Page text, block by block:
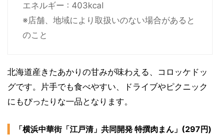
エネルギー : 403kcal
※店舗、地域により取扱いのない場合があると
のこと
北海道産きたあかりの甘みが味わえる、コロッケドッ
グです。片手でも食べやすい、ドライブやピクニック
にもぴったりな一品となります。
「横浜中華街「江戸清」共同開発 特撰肉まん」(297円)